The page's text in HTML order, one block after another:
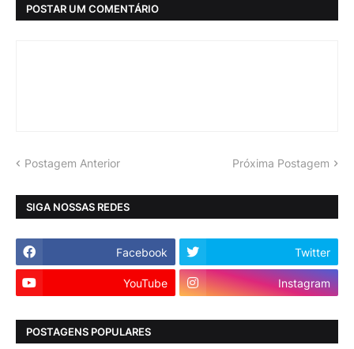
POSTAR UM COMENTÁRIO
Postagem Anterior Próxima Postagem
SIGA NOSSAS REDES
Facebook Twitter
YouTube Instagram
POSTAGENS POPULARES